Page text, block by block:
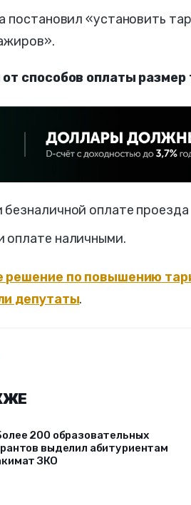
постановил «установить
от способов оплаты
безналичной оплате проезда
оплате наличными.
решение по повышению
депутаты.
200 образовательных
выделил абитуриентам
ЗКО